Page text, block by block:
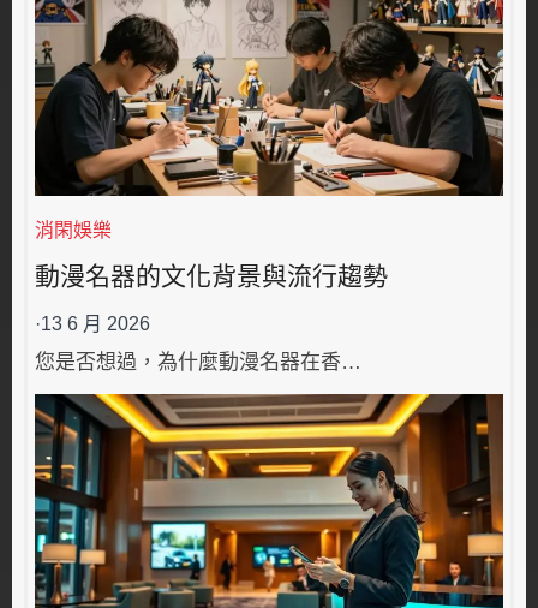
消閑娛樂
動漫名器的文化背景與流行趨勢
·13 6 月 2026
您是否想過，為什麼動漫名器在香…